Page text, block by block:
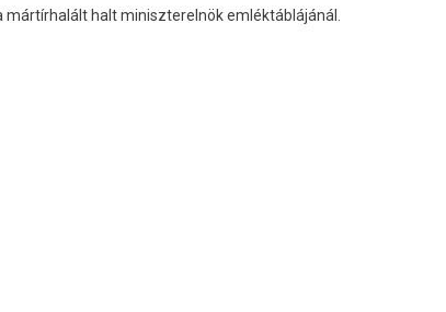
halt miniszterelnök emléktáblájánál.